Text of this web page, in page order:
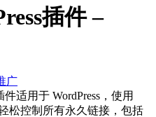
插件 –
广
适用于 WordPress，使用
松控制所有永久链接，包括